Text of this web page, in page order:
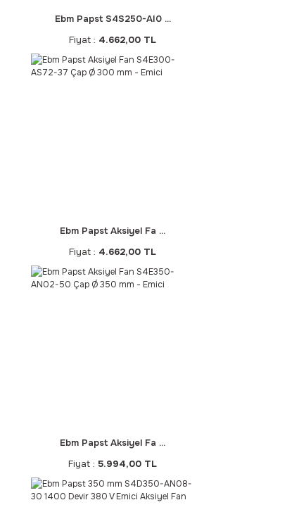
Ebm Papst S4S250-AI0 ...
Fiyat : 4.662,00 TL
Ebm Papst Aksiyel Fa ...
Fiyat : 4.662,00 TL
Ebm Papst Aksiyel Fa ...
Fiyat : 5.994,00 TL